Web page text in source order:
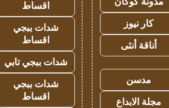
كار نيوز
أناقة أنثى
مدسن
مجلة الابداع
اقساط
شدات ببجي
اقساط
شدات ببجي تابي
شدات ببجي
اقساط